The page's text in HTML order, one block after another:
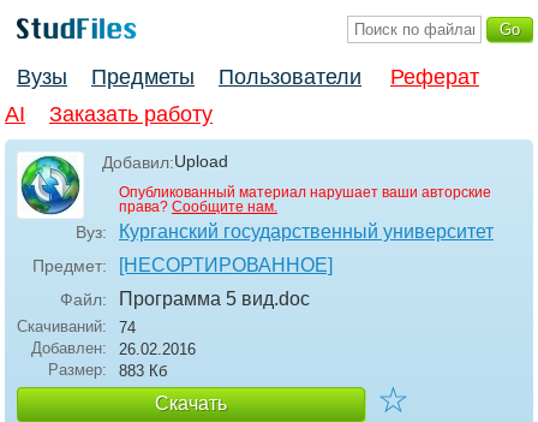
Вузы Предметы Пользователи
Реферат
AI
Заказать работу
Добавил:Upload
Опубликованный материал нарушает ваши авторские
права? Сообщите нам.
Вуз: Курганский государственный университет
Предмет: [НЕСОРТИРОВАННОЕ]
Файл: Программа 5 вид.doc
Скачиваний:
74
Добавлен:
26.02.2016
Размер:
883 Кб
Скачать ☆